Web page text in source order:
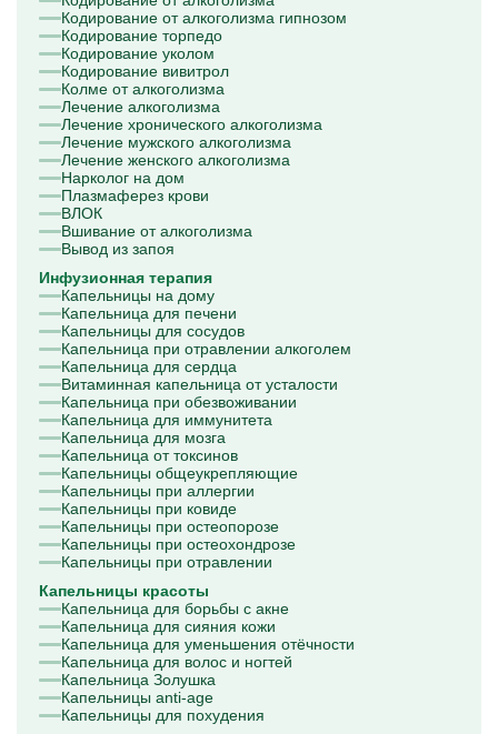
Капельницы Преднизолона
Цераксон капельница
Капельница Церебролизин
Капельница Мильгамма
Капельница Цефтриаксон
Капельница Ципрофлоксацин
Капельница Рингер
Кодирование от алкоголизма гипнозом
Кодирование торпедо
Кодирование уколом
Кодирование вивитрол
Колме от алкоголизма
Лечение алкоголизма
Лечение хронического алкоголизма
Лечение мужского алкоголизма
Лечение женского алкоголизма
Нарколог на дом
Плазмаферез крови
ВЛОК
Вшивание от алкоголизма
Вывод из запоя
Инфузионная терапия
Капельницы на дому
Капельница для печени
Капельницы для сосудов
Капельница при отравлении алкоголем
Капельница для сердца
Витаминная капельница от усталости
Капельница при обезвоживании
Капельница для иммунитета
Капельница для мозга
Капельница от токсинов
Капельницы общеукрепляющие
Капельницы при аллергии
Капельницы при ковиде
Капельницы при остеопорозе
Капельницы при остеохондрозе
Капельницы при отравлении
Капельницы красоты
Капельница для борьбы с акне
Капельница для сияния кожи
Капельница для уменьшения отёчности
Капельница для волос и ногтей
Капельница Золушка
Капельницы anti-age
Капельницы для похудения